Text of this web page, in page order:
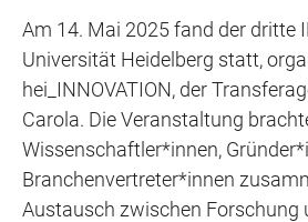
Am 14. Mai 2025 fand der dritte
Universität Heidelberg statt,
hei_INNOVATION, der
Carola. Die Veranstaltung
Wissenschaftler*innen,
Branchenvertreter*innen
Austausch zwischen Forschung